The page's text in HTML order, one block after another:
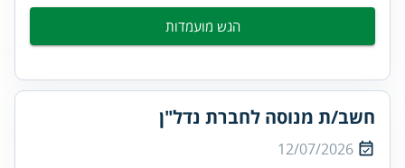
הגש מועמדות
חשב/ת מנוסה לחברת נדל"ן
12/07/2026